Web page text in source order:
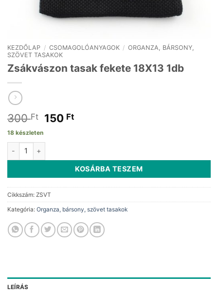
KEZDŐLAP / CSOMAGOLÓANYAGOK / ORGANZA, BÁRSONY,
SZÖVET TASAKOK
Zsákvászon tasak fekete 18X13 1db
300Ft
Original
was:
150 FtCurrent
18 készleten
Zsákvászon tasak fekete 18X13 1db mennyiség
KOSÁRBA TESZEM
Cikkszám: ZSVT
Kategória: Organza, bársony, szövet tasakok
LEÍRÁS